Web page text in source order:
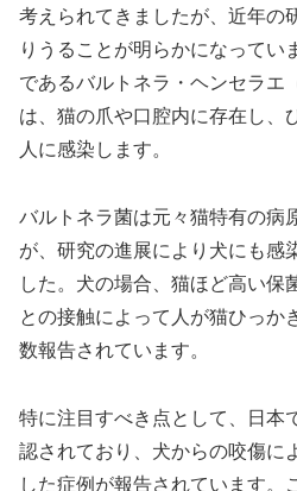
考えられてきましたが、近年の
りうることが明らかになってい
であるバルトネラ・ヘンセラエ
は、猫の爪や口腔内に存在し、
人に感染します。
バルトネラ菌は元々猫特有の病
が、研究の進展により犬にも感
した。犬の場合、猫ほど高い保
との接触によって人が猫ひっか
数報告されています。
特に注目すべき点として、日本
認されており、犬からの咬傷に
した症例が報告されています。